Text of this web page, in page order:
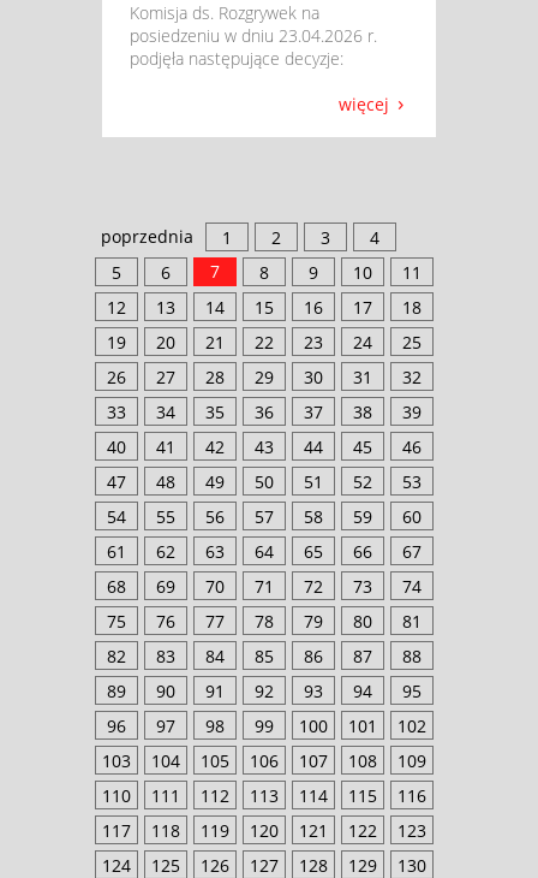
​ Komisja ds. Rozgrywek na
posiedzeniu w dniu 23.04.2026 r.
podjęła następujące decyzje:
więcej
poprzednia 1 2 3
4
5
6 7 8 9 10
11
12
13 14 15 16 17
18
19
20 21 22 23 24
25
26
27 28 29 30 31
32
33
34 35 36 37 38
39
40
41 42 43 44 45
46
47
48 49 50 51 52
53
54
55 56 57 58 59
60
61
62 63 64 65 66
67
68
69 70 71 72 73
74
75
76 77 78 79 80
81
82
83 84 85 86 87
88
89
90 91 92 93 94
95
96
97 98 99 100 101
102
103
104 105 106 107 108
109
110
111 112 113 114 115
116
117
118 119 120 121 122
123
124
125 126 127 128 129
130